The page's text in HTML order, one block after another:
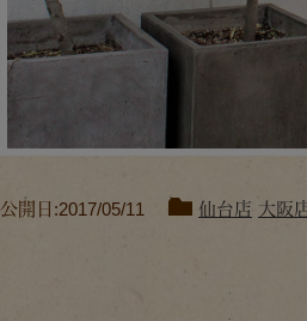
公開日:2017/05/11 仙台店 大阪